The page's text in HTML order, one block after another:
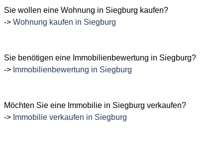
Sie wollen eine Wohnung in Siegburg kaufen?
-> Wohnung kaufen in Siegburg
Sie benötigen eine Immobilienbewertung in Siegburg?
-> Immobilienbewertung in Siegburg
Möchten Sie eine Immobilie in Siegburg verkaufen?
-> Immobilie verkaufen in Siegburg